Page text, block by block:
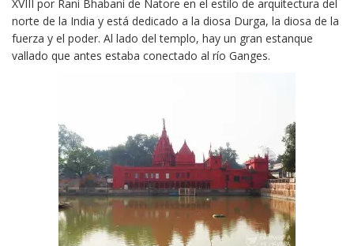
XVIII por Rani Bhabani de Natore en el estilo de arquitectura del
norte de la India y está dedicado a la diosa Durga, la diosa de la
fuerza y ​​el poder. Al lado del templo, hay un gran estanque
vallado que antes estaba conectado al río Ganges.